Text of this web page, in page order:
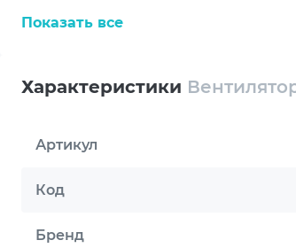
тихой работы.
отвод тепла внутри корпуса или
продолжительной нагрузке. Arctic
надёжная работа охлаждения.
Использование
Показать все
Характеристики
Артикул
Код
Бренд